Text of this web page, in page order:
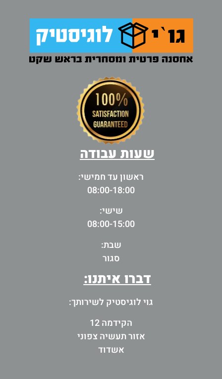
שעות עבודה
ראשון עד חמישי:
08:00-18:00
שישי:
08:00-15:00
שבת:
סגור
דברו איתנו:
גוי לוגיסטיק לשירותך:
הקידמה 12
אזור תעשיה צפוני
אשדוד